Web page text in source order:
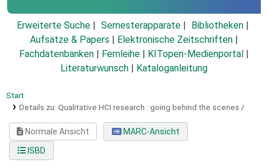
Erweiterte Suche Semesterapparate
Bibliotheken
Aufsätze & Papers
Elektronische Zeitschriften
Fachdatenbanken
Fernleihe KITopen-Medienportal
Literaturwunsch
Kataloganleitung
Start
Details zu: Qualitative HCI research : going behind the scenes /
Normale Ansicht
MARC-Ansicht
ISBD